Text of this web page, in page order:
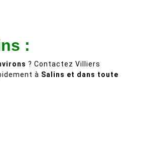
M Villiers et son
connaissent très bien
métier, c'est juste une
Et en plus ils sont
:
? Contactez Villiers
à Salins et dans toute